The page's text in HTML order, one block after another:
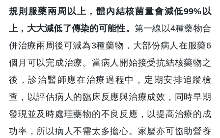
規則服藥兩周以上，體內結核菌量會減低99%以
上，大大減低了傳染的可能性。 第一線以4種藥物合
併治療兩周後可減為3種藥物，大部份病人在服藥6
個月可以完成治療。當病人開始接受抗結核藥物之
後，診治醫師應在治療過程中，定期安排追蹤檢
查，以評估病人的臨床反應與治療成效，同時早期
發現並及時處理藥物的不良反應，以提高治療的成
功率，所以病人不需太多擔心。家屬亦可協助營養